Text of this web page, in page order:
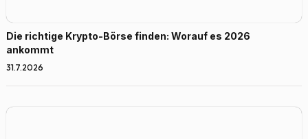
Die richtige Krypto-Börse finden: Worauf es 2026
ankommt
31.7.2026